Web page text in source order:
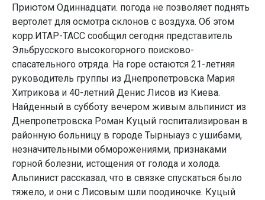
Приютом Одиннадцати. погода не позволяет поднять
вертолет для осмотра склонов с воздуха. Об этом
корр.ИТАР-ТАСС сообщил сегодня представитель
Эльбрусского высокогорного поисково-
спасательного отряда. На горе остаются 21-летняя
руководитель группы из Днепропетровска Мария
Хитрикова и 40-летний Денис Лисов из Киева.
Найденный в субботу вечером живым альпинист из
Днепропетровска Роман Куцый госпитализирован в
районную больницу в городе Тырныауз с ушибами,
незначительными обморожениями, признаками
горной болезни, истощения от голода и холода.
Альпинист рассказал, что в связке спускаться было
тяжело, и они с Лисовым шли поодиночке. Куцый